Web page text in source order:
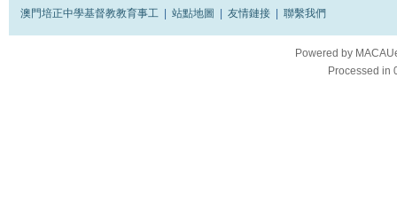
澳門培正中學基督教教育事工 站點地圖 友情鏈接 聯繫我們
Powered by
Processed in